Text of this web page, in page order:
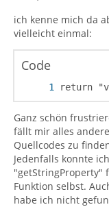
ich kenne mich da
vielleicht einmal:
Code
return
Ganz schön
fällt mir alles
Quellcodes zu
Jedenfalls konnte
"getStringProperty"
Funktion selbst.
habe ich nicht